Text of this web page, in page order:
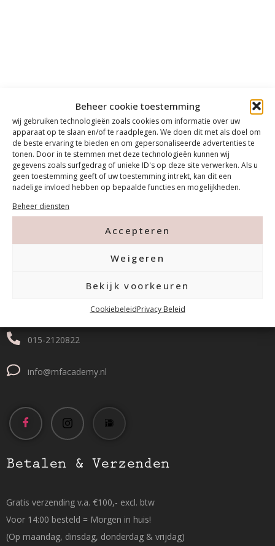
Beheer cookie toestemming
wij gebruiken technologieën zoals cookies om informatie over uw
apparaat op te slaan en/of te raadplegen. We doen dit met als doel om
de beste ervaring te bieden en om gepersonaliseerde advertenties te
tonen. Door in te stemmen met deze technologieën kunnen wij
gegevens zoals surfgedrag of unieke ID's op deze site verwerken. Als u
geen toestemming geeft of uw toestemming intrekt, kan dit een
nadelige invloed hebben op bepaalde functies en mogelijkheden.
Beheer diensten
Accepteren
Weigeren
Bekijk voorkeuren
CookiebeleidPrivacy Beleid
Tanthofdreef 7 2623 EW Delft
015-2120822
info@mfacademy.nl
Betalen & Verzenden
Gratis verzending v.a. €100,- excl. btw
Voor 14:00 besteld = Morgen in huis!
(Op maandag, dinsdag, donderdag & vrijdag)